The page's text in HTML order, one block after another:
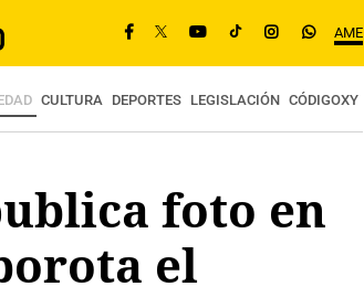
AME
CULTURA DEPORTES LEGISLACIÓN CÓDIGOXY
foto en
el